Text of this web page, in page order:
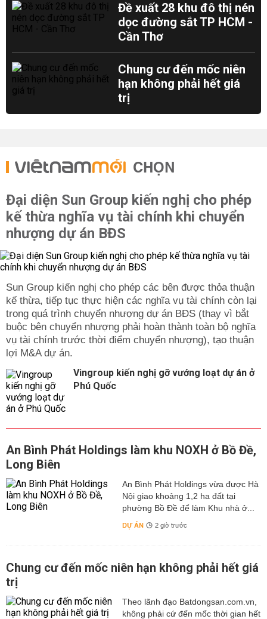
Đề xuất 28 khu đô thị nén
dọc đường sắt TP HCM -
Cần Thơ
Chung cư đến mốc niên
hạn không phải hết giá
trị
CHỌN
Đại diện Sun Group kiến nghị cho phép
kế thừa nghĩa vụ tài chính khi chuyển
nhượng dự án BĐS
Sun Group kiến nghị cho phép các bên được thỏa thuận
kế thừa, tiếp tục thực hiện các nghĩa vụ tài chính còn lại
trong quá trình chuyển nhượng dự án BĐS (thay vì bắt
buộc bên chuyển nhượng phải hoàn thành toàn bộ nghĩa
vụ tài chính trước thời điểm chuyển nhượng), tạo thuận
lợi M&A dự án.
Vingroup kiến nghị gỡ vướng loạt dự án ở
Phú Quốc
An Bình Phát Holdings làm khu NOXH ở Bồ Đề,
Long Biên
An Bình Phát Holdings vừa được Hà
Nội giao khoảng 1,2 ha đất tại
phường Bồ Đề để làm Khu nhà ở...
DỰ ÁN 2 giờ trước
Chung cư đến mốc niên hạn không phải hết giá
trị
Theo lãnh đạo Batdongsan.com.vn,
không phải cứ đến mốc thời gian hết